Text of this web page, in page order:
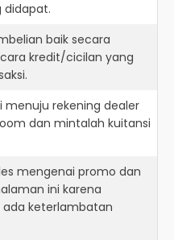
didapat.
baik secara
kredit/cicilan yang
menuju rekening dealer
dan mintalah kuitansi
mengenai promo dan
ini karena
keterlambatan